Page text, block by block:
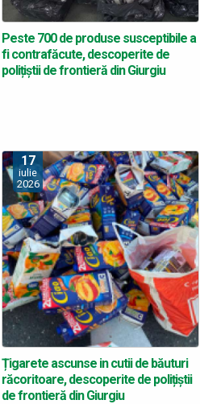
Peste 700 de produse susceptibile a
fi contrafăcute, descoperite de
polițiștii de frontieră din Giurgiu
17
iulie
2026
Țigarete ascunse in cutii de băuturi
răcoritoare, descoperite de polițiștii
de frontieră din Giurgiu